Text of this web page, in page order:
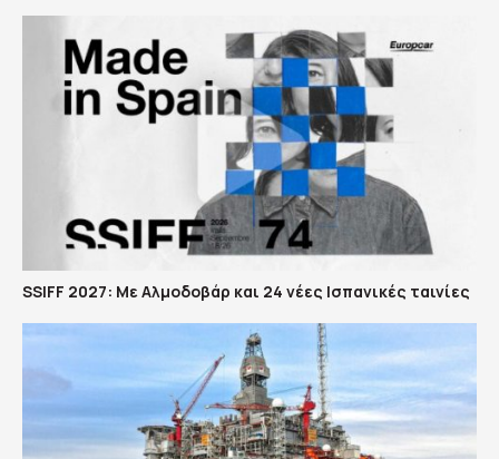
SSIFF 2027: Με Αλμοδοβάρ και 24 νέες Ισπανικές ταινίες